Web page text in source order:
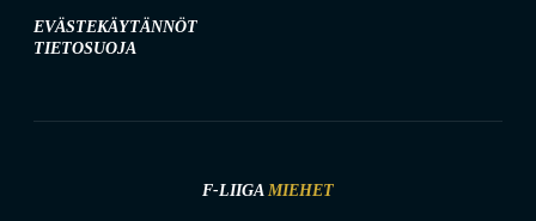
EVÄSTEKÄYTÄNNÖT
TIETOSUOJA
F-LIIGA MIEHET